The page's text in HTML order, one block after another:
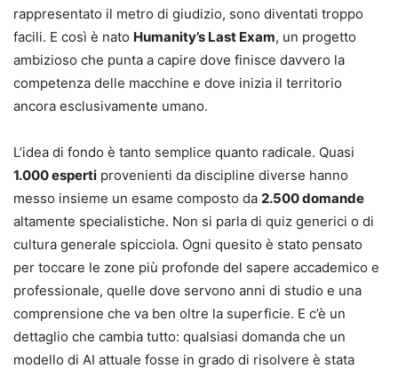
rappresentato il metro di giudizio, sono diventati troppo
facili. E così è nato Humanity’s Last Exam, un progetto
ambizioso che punta a capire dove finisce davvero la
competenza delle macchine e dove inizia il territorio
ancora esclusivamente umano.
L’idea di fondo è tanto semplice quanto radicale. Quasi
1.000 esperti provenienti da discipline diverse hanno
messo insieme un esame composto da 2.500 domande
altamente specialistiche. Non si parla di quiz generici o di
cultura generale spicciola. Ogni quesito è stato pensato
per toccare le zone più profonde del sapere accademico e
professionale, quelle dove servono anni di studio e una
comprensione che va ben oltre la superficie. E c’è un
dettaglio che cambia tutto: qualsiasi domanda che un
modello di AI attuale fosse in grado di risolvere è stata